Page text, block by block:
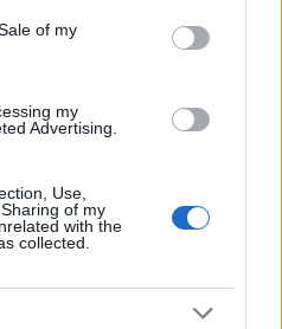
of my
my
Advertising.
Use,
of my
with the
collected.